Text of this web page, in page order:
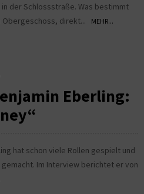
der Schlossstraße. Was bestimmt
Obergeschoss, direkt...
MEHR...
Eberling:
hat schon viele Rollen gespielt und
gemacht. Im Interview berichtet er von